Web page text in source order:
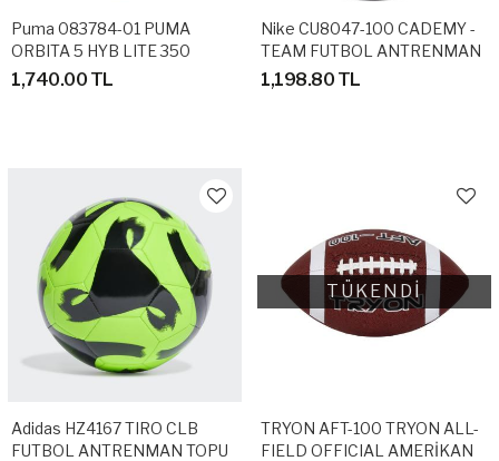
Puma 083784-01 PUMA
ORBITA 5 HYB LITE 350
HAFİF AĞIRLIKTA FUTBOL
ANTRENMAN TOPU
1,740.00 TL
Nike CU8047-100 CADEMY -
TEAM FUTBOL ANTRENMAN
TOPU
1,198.80 TL
Adidas HZ4167 TIRO CLB
FUTBOL ANTRENMAN TOPU
TÜKENDİ
TRYON AFT-100 TRYON ALL-
FIELD OFFICIAL AMERİKAN